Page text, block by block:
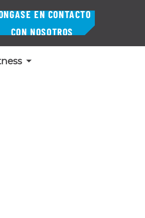
EN CONTACTO
CON NOSOTROS